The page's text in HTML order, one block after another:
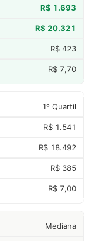
R$ 1.693
R$ 20.321
R$ 423
R$ 7,70
1º Quartil
R$ 1.541
R$ 18.492
R$ 385
R$ 7,00
Mediana